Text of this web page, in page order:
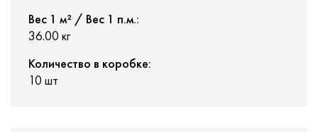
Вес 1 м² / Вес 1 п.м.:
36.00 кг
Количество в коробке:
10 шт